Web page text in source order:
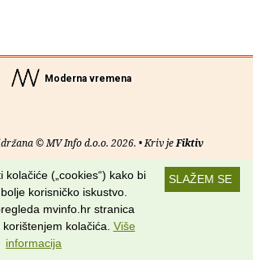
Moderna vremena
© MV Info d.o.o. 2026. • Kriv jeFiktiv
Pomoć•Uvjeti korištenja•RSS kanali
Potraži nas na:
SLAŽEM SE
kolačiće („cookies“) kako bi
korisničko iskustvo.
mvinfo.hr stranica
kolačića. Više
informacija